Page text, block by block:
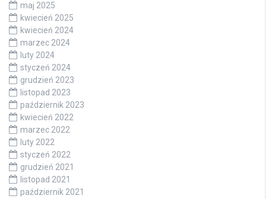
maj 2025
kwiecień 2025
kwiecień 2024
marzec 2024
luty 2024
styczeń 2024
grudzień 2023
listopad 2023
październik 2023
kwiecień 2022
marzec 2022
luty 2022
styczeń 2022
grudzień 2021
listopad 2021
październik 2021